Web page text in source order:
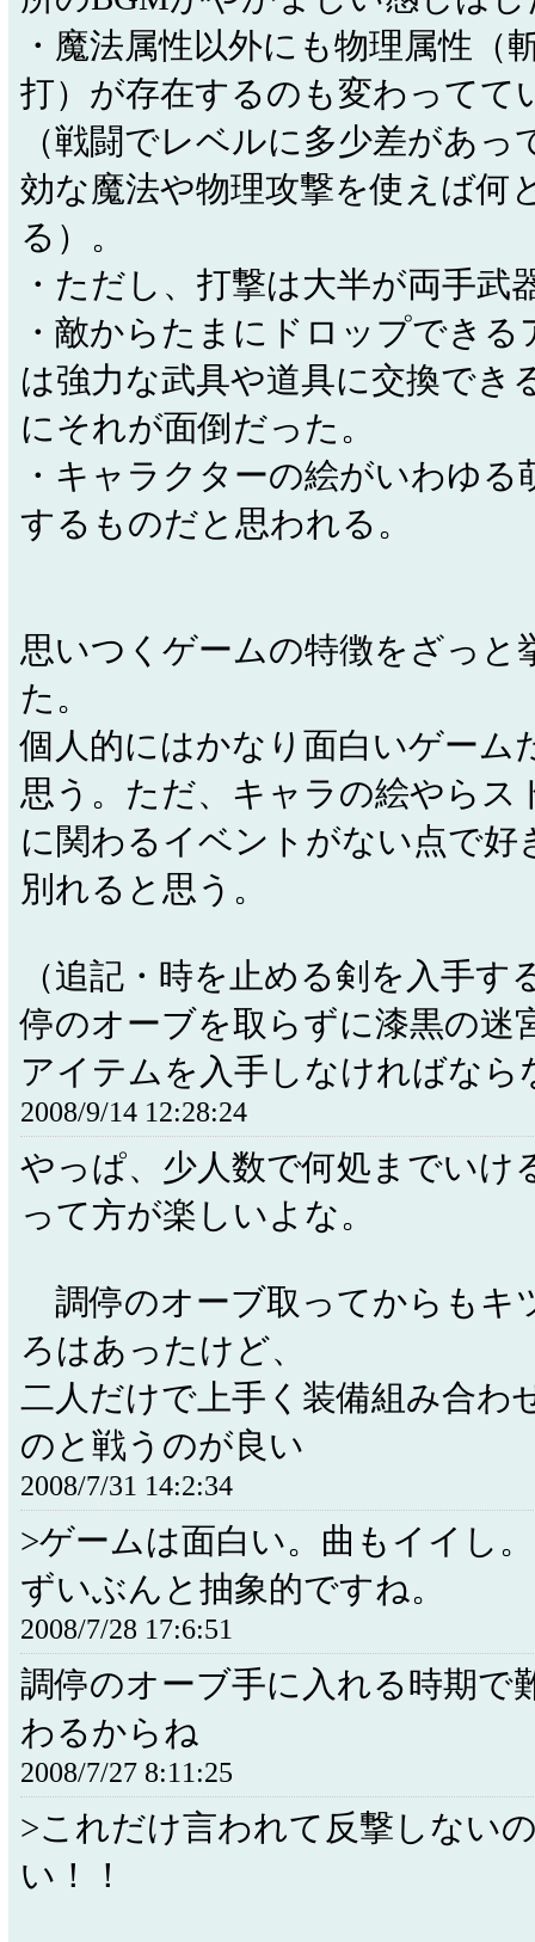
・魔法属性以外にも物理属性（
打）が存在するのも変わってて
（戦闘でレベルに多少差があっ
効な魔法や物理攻撃を使えば何
る）。
・ただし、打撃は大半が両手武
・敵からたまにドロップできる
は強力な武具や道具に交換でき
にそれが面倒だった。
・キャラクターの絵がいわゆる
するものだと思われる。
思いつくゲームの特徴をざっと
た。
個人的にはかなり面白いゲーム
思う。ただ、キャラの絵やらス
に関わるイベントがない点で好
別れると思う。
（追記・時を止める剣を入手す
停のオーブを取らずに漆黒の迷
アイテムを入手しなければなら
2008/9/14 12:28:24
やっぱ、少人数で何処までいけ
って方が楽しいよな。
調停のオーブ取ってからもキ
ろはあったけど、
二人だけで上手く装備組み合わ
のと戦うのが良い
2008/7/31 14:2:34
>ゲームは面白い。曲もイイし。
ずいぶんと抽象的ですね。
2008/7/28 17:6:51
調停のオーブ手に入れる時期で
わるからね
2008/7/27 8:11:25
>これだけ言われて反撃しない
い！！